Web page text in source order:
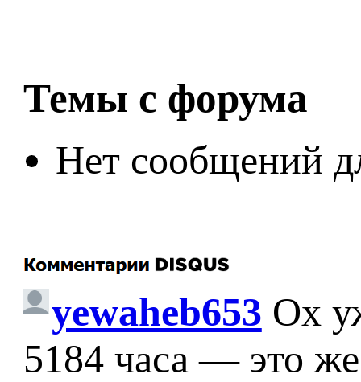
Темы с форума
Нет сообщений
yewaheb653 Ох
5184 часа — это